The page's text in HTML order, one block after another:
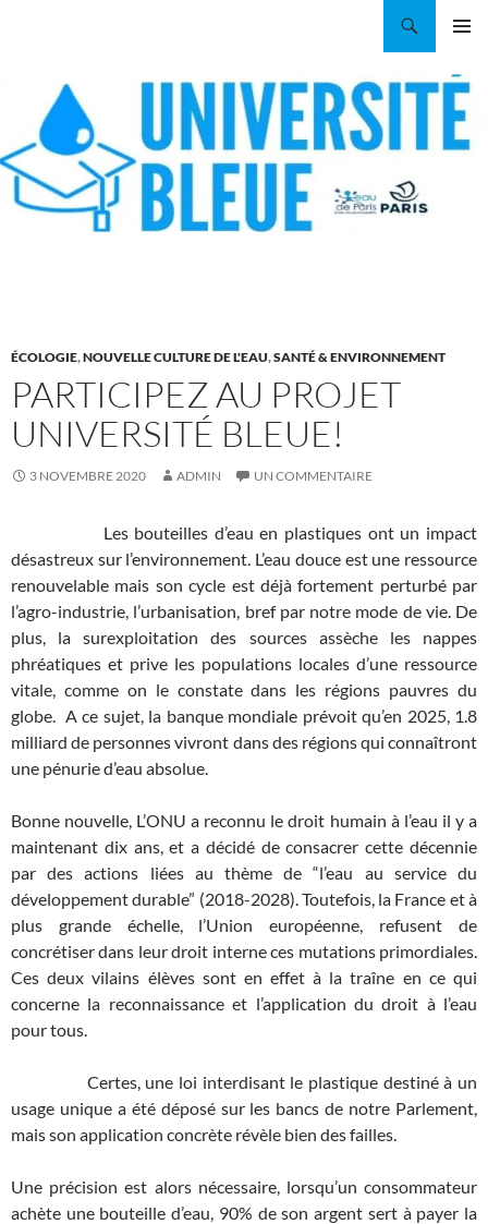
ÉCOLOGIE,NOUVELLE CULTURE DE L'EAU,SANTÉ & ENVIRONNEMENT
PARTICIPEZ AU PROJET
UNIVERSITÉ BLEUE!
3 NOVEMBRE 2020 ADMIN UN COMMENTAIRE
Les bouteilles d’eau en plastiques ont un impact
désastreux sur l’environnement. L’eau douce est une ressource
renouvelable mais son cycle est déjà fortement perturbé par
l’agro-industrie, l’urbanisation, bref par notre mode de vie. De
plus, la surexploitation des sources assèche les nappes
phréatiques et prive les populations locales d’une ressource
vitale, comme on le constate dans les régions pauvres du
globe. A ce sujet, la banque mondiale prévoit qu’en 2025, 1.8
milliard de personnes vivront dans des régions qui connaîtront
une pénurie d’eau absolue.
Bonne nouvelle, L’ONU a reconnu le droit humain à l’eau il y a
maintenant dix ans, et a décidé de consacrer cette décennie
par des actions liées au thème de “l’eau au service du
développement durable” (2018-2028). Toutefois, la France et à
plus grande échelle, l’Union européenne, refusent de
concrétiser dans leur droit interne ces mutations primordiales.
Ces deux vilains élèves sont en effet à la traîne en ce qui
concerne la reconnaissance et l’application du droit à l’eau
pour tous.
Certes, une loi interdisant le plastique destiné à un
usage unique a été déposé sur les bancs de notre Parlement,
mais son application concrète révèle bien des failles.
Une précision est alors nécessaire, lorsqu’un consommateur
achète une bouteille d’eau, 90% de son argent sert à payer la